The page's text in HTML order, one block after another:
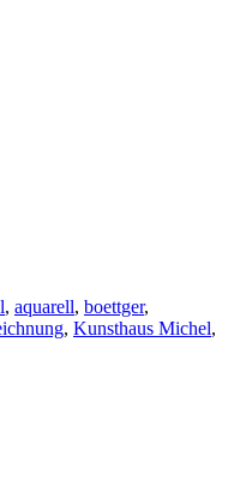
, aquarell, boettger,
, Kunsthaus Michel,